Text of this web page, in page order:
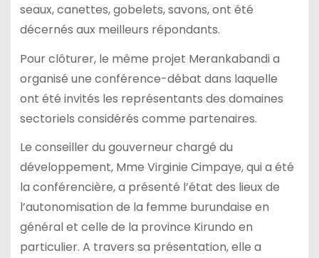
seaux, canettes, gobelets, savons, ont été
décernés aux meilleurs répondants.
Pour clôturer, le même projet Merankabandi a
organisé une conférence-débat dans laquelle
ont été invités les représentants des domaines
sectoriels considérés comme partenaires.
Le conseiller du gouverneur chargé du
développement, Mme Virginie Cimpaye, qui a été
la conférencière, a présenté l’état des lieux de
l’autonomisation de la femme burundaise en
général et celle de la province Kirundo en
particulier. A travers sa présentation, elle a